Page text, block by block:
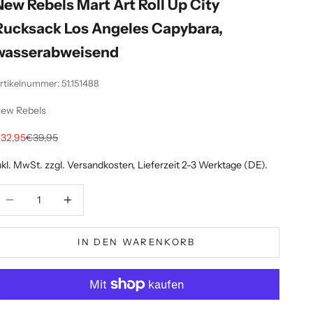
Rebels Mart Art Roll Up City
Los Angeles Capybara,
51.151488
Rebels
Regulärer Preis
€39,95
MwSt. zzgl.Versandkosten, Lieferzeit 2-3 Werktage (DE).
IN DEN WARENKORB